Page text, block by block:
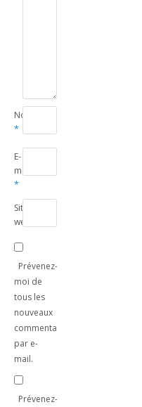
Nom
*
E-
mail
*
Site
web
Prévenez-
moi de
tous les
nouveaux
commentaires
par e-
mail.
Prévenez-